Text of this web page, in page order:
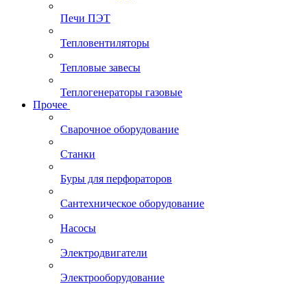
Печи ПЭТ
Тепловентиляторы
Тепловые завесы
Теплогенераторы газовые
Прочее
Сварочное оборудование
Станки
Буры для перфораторов
Сантехническое оборудование
Насосы
Электродвигатели
Электрооборудование